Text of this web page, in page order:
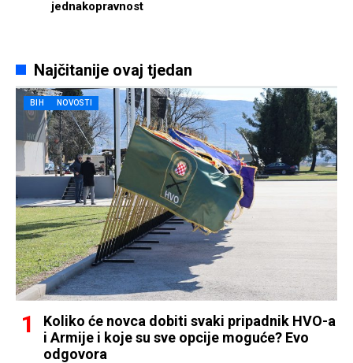
jednakopravnost
Najčitanije ovaj tjedan
BIH NOVOSTI
Koliko će novca dobiti svaki pripadnik HVO-a
i Armije i koje su sve opcije moguće? Evo
odgovora